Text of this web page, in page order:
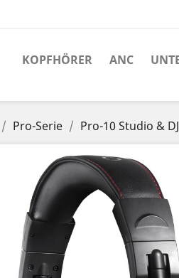
KOPFHÖRER ANC
Pro-Serie Pro-10 Studio &